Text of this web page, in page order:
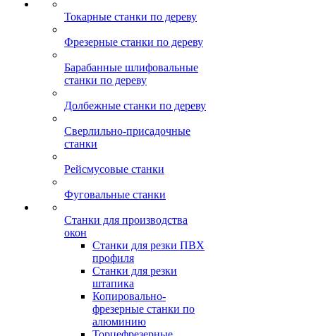
Токарные станки по дереву
Фрезерные станки по дереву
Барабанные шлифовальные
станки по дереву
Долбежные станки по дереву
Сверлильно-присадочные
станки
Рейсмусовые станки
Фуговальные станки
Станки для производства
окон
Станки для резки ПВХ
профиля
Станки для резки
штапика
Копировально-
фрезерные станки по
алюминию